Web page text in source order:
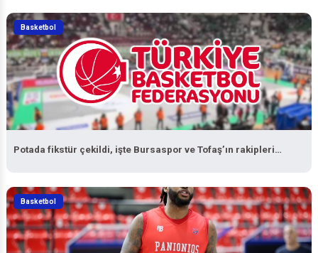
Basketbol
Potada fikstür çekildi, işte Bursaspor ve Tofaş’ın rakipleri…
Basketbol